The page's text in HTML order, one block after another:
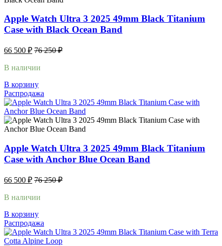
Apple Watch Ultra 3 2025 49mm Black Titanium
Case with Black Ocean Band
66 500 ₽ 76 250₽
В наличии
В корзину
Распродажа
Apple Watch Ultra 3 2025 49mm Black Titanium
Case with Anchor Blue Ocean Band
66 500 ₽ 76 250₽
В наличии
В корзину
Распродажа